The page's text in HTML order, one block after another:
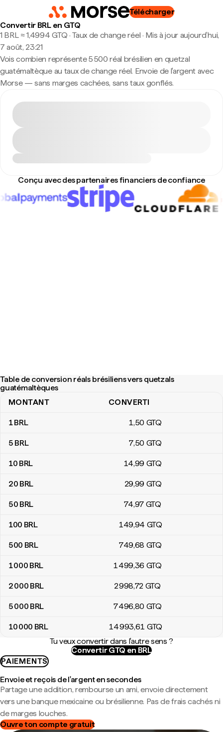
Télécharger
Convertir BRL en GTQ
1 BRL ≈ 1,4994 GTQ · Taux de change réel · Mis à jour aujourd’hui,
7 août, 23:21
Vois combien représente 5 500 réal brésilien en quetzal
guatémaltèque au taux de change réel. Envoie de l'argent avec
Morse — sans marges cachées, sans taux gonflés.
Conçu avec des partenaires financiers de confiance
Table de conversion réals brésiliens vers quetzals
guatémaltèques
Table de conversion réals brésiliens vers quetzals
MONTANT CONVERTI
1BRL 1,50 GTQ
5 BRL 7,50 GTQ
10 BRL 14,99 GTQ
20 BRL 29,99 GTQ
50 BRL 74,97 GTQ
100 BRL 149,94 GTQ
500 BRL 749,68 GTQ
1 000 BRL 1 499,36 GTQ
2 000 BRL 2 998,72 GTQ
5 000 BRL 7 496,80 GTQ
10 000 BRL 14 993,61 GTQ
Tu veux convertir dans l'autre sens ?
Convertir GTQ en BRL
PAIEMENTS
Envoie et reçois de l'argent en secondes
Partage une addition, rembourse un ami, envoie directement
vers une banque mexicaine ou brésilienne. Pas de frais cachés ni
de marges louches.
Ouvre ton compte gratuit